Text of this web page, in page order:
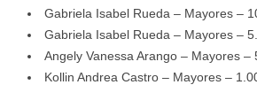
Gabriela Isabel Rueda – Mayores –
Gabriela Isabel Rueda – Mayores –
Angely Vanessa Arango – Mayores –
Kollin Andrea Castro – Mayores –